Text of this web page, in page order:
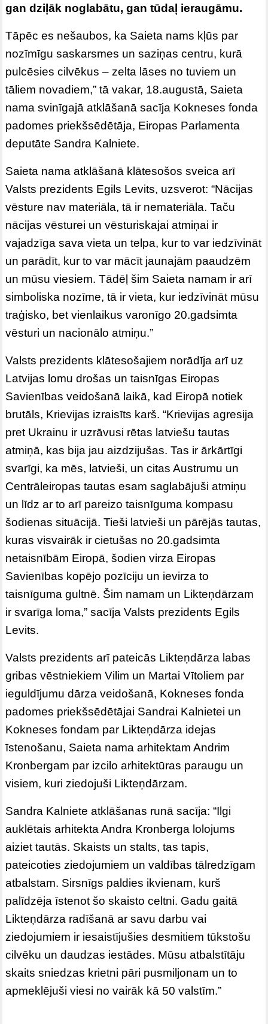
gan dziļāk noglabātu, gan tūdaļ ieraugāmu.
Tāpēc es nešaubos, ka Saieta nams kļūs par
nozīmīgu saskarsmes un saziņas centru, kurā
pulcēsies cilvēkus – zelta lāses no tuviem un
tāliem novadiem,” tā vakar, 18.augustā, Saieta
nama svinīgajā atklāšanā sacīja Kokneses fonda
padomes priekšsēdētāja, Eiropas Parlamenta
deputāte Sandra Kalniete.
Saieta nama atklāšanā klātesošos sveica arī
Valsts prezidents Egils Levits, uzsverot: “Nācijas
vēsture nav materiāla, tā ir nemateriāla. Taču
nācijas vēsturei un vēsturiskajai atmiņai ir
vajadzīga sava vieta un telpa, kur to var iedzīvināt
un parādīt, kur to var mācīt jaunajām paaudzēm
un mūsu viesiem. Tādēļ šim Saieta namam ir arī
simboliska nozīme, tā ir vieta, kur iedzīvināt mūsu
traģisko, bet vienlaikus varonīgo 20.gadsimta
vēsturi un nacionālo atmiņu.”
Valsts prezidents klātesošajiem norādīja arī uz
Latvijas lomu drošas un taisnīgas Eiropas
Savienības veidošanā laikā, kad Eiropā notiek
brutāls, Krievijas izraisīts karš. “Krievijas agresija
pret Ukrainu ir uzrāvusi rētas latviešu tautas
atmiņā, kas bija jau aizdzijušas. Tas ir ārkārtīgi
svarīgi, ka mēs, latvieši, un citas Austrumu un
Centrāleiropas tautas esam saglabājuši atmiņu
un līdz ar to arī pareizo taisnīguma kompasu
šodienas situācijā. Tieši latvieši un pārējās tautas,
kuras visvairāk ir cietušas no 20.gadsimta
netaisnībām Eiropā, šodien virza Eiropas
Savienības kopējo pozīciju un ievirza to
taisnīguma gultnē. Šim namam un Likteņdārzam
ir svarīga loma,” sacīja Valsts prezidents Egils
Levits.
Valsts prezidents arī pateicās Likteņdārza labas
gribas vēstniekiem Vilim un Martai Vītoliem par
ieguldījumu dārza veidošanā, Kokneses fonda
padomes priekšsēdētājai Sandrai Kalnietei un
Kokneses fondam par Likteņdārza idejas
īstenošanu, Saieta nama arhitektam Andrim
Kronbergam par izcilo arhitektūras paraugu un
visiem, kuri ziedojuši Likteņdārzam.
Sandra Kalniete atklāšanas runā sacīja: “Ilgi
auklētais arhitekta Andra Kronberga lolojums
aiziet tautās. Skaists un stalts, tas tapis,
pateicoties ziedojumiem un valdības tālredzīgam
atbalstam. Sirsnīgs paldies ikvienam, kurš
palīdzēja īstenot šo skaisto celtni. Gadu gaitā
Likteņdārza radīšanā ar savu darbu vai
ziedojumiem ir iesaistījušies desmitiem tūkstošu
cilvēku un daudzas iestādes. Mūsu atbalstītāju
skaits sniedzas krietni pāri pusmiljonam un to
apmeklējuši viesi no vairāk kā 50 valstīm.”